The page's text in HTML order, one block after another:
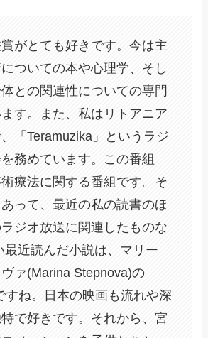
がとても好きです。今は主
ついての本や心理学、そし
との関連性についての専門
す。また、私はリトアニア
「Teramuzika」というラジ
務めています。この番組
療法に関する番組です。そ
って、最近の私の読書のほ
ジオ放送に関連したものな
最近読んだ小説は、マリー
ァ(Marina Stepnova)の
すね。日本の映画も流れや深
で好きです。それから、宮